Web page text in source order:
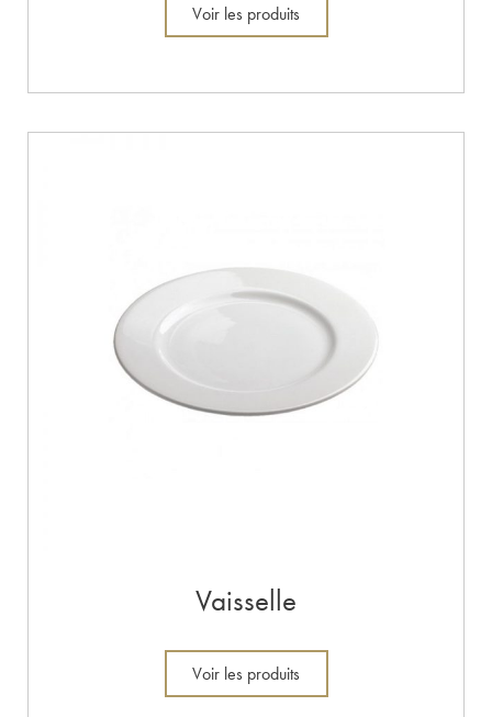
Voir les produits
Vaisselle
Voir les produits